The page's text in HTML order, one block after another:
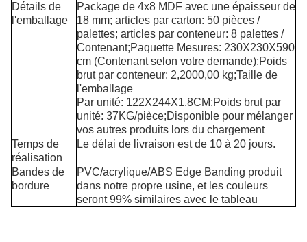
Détails de
l'emballage
Package de 4x8 MDF avec une épaisseur de
18 mm; articles par carton: 50 pièces /
palettes; articles par conteneur: 8 palettes /
Contenant;Paquette Mesures: 230X230X590
cm (Contenant selon votre demande);Poids
brut par conteneur: 2,2000,00 kg;Taille de
l'emballage
Par unité: 122X244X1.8CM;Poids brut par
unité: 37KG/pièce;Disponible pour mélanger
vos autres produits lors du chargement
Temps de
réalisation
Le délai de livraison est de 10 à 20 jours.
Bandes de
bordure
PVC/acrylique/ABS Edge Banding produit
dans notre propre usine, et les couleurs
seront 99% similaires avec le tableau